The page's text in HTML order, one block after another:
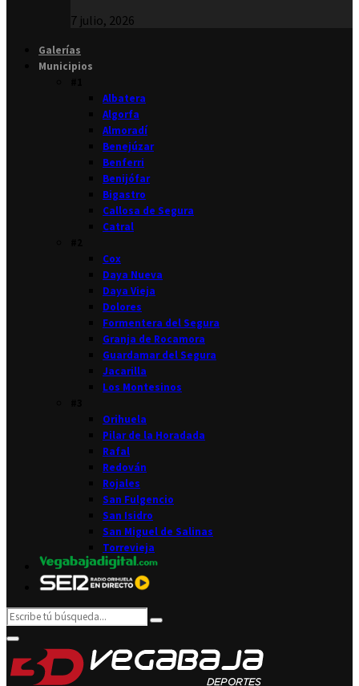
7 julio, 2026
Galerías
Municipios
Albatera
Algorfa
Almoradí
Benejúzar
Benferri
Benijófar
Bigastro
Callosa de Segura
Catral
Cox
Daya Nueva
Daya Vieja
Dolores
Formentera del Segura
Granja de Rocamora
Guardamar del Segura
Jacarilla
Los Montesinos
Orihuela
Pilar de la Horadada
Rafal
Redován
Rojales
San Fulgencio
San Isidro
San Miguel de Salinas
Torrevieja
Search
for:
Search
Primary
Menu